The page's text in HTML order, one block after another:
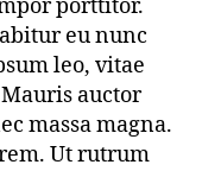
porttitor.
eu nunc
leo, vitae
auctor
massa magna.
Ut rutrum